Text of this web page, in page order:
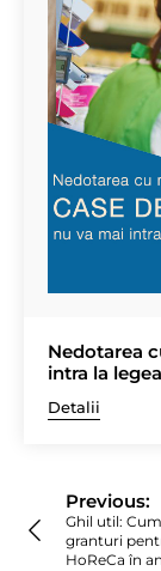
Nedotarea
intra la
Detalii
articole
Previous:
Ghil util:
granturi
HoReCa în